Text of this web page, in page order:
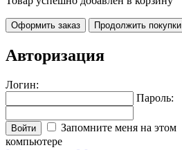
Оформить заказ Продолжить покупки
Авторизация
Логин:
Пароль:
Войти
Запомните меня на этом
компьютере